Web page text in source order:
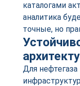
каталогами
аналитика
точные, но
Для